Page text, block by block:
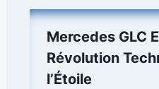
Mercedes GLC
Révolution
l’Étoile